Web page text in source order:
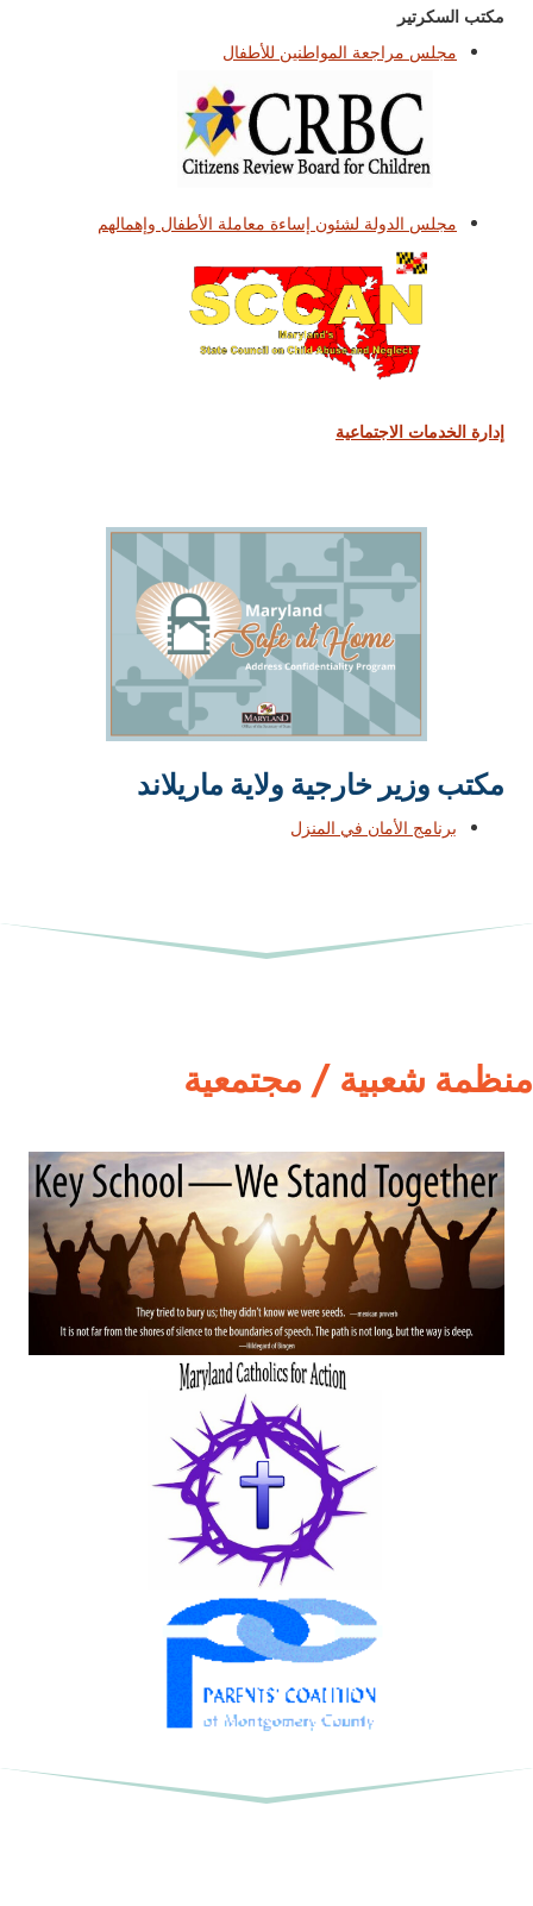
مكتب السكرتير
مجلس مراجعة المواطنين للأطفال
مجلس الدولة لشئون إساءة معاملة الأطفال وإهمالهم
إدارة الخدمات الاجتماعية
مكتب وزير خارجية ولاية ماريلاند
برنامج الأمان في المنزل
منظمة شعبية / مجتمعية